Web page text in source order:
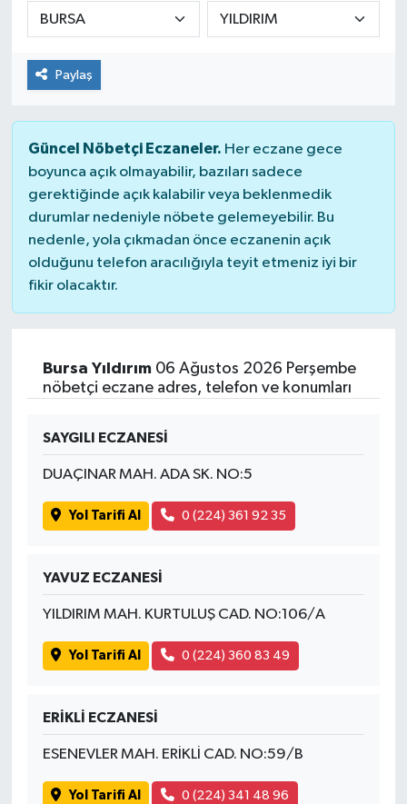
Paylaş
Güncel Nöbetçi Eczaneler. Her eczane gece
boyunca açık olmayabilir, bazıları sadece
gerektiğinde açık kalabilir veya beklenmedik
durumlar nedeniyle nöbete gelemeyebilir. Bu
nedenle, yola çıkmadan önce eczanenin açık
olduğunu telefon aracılığıyla teyit etmeniz iyi bir
fikir olacaktır.
Bursa Yıldırım06 Ağustos 2026 Perşembe
nöbetçi eczane adres, telefon ve konumları
SAYGILI ECZANESİ
DUAÇINAR MAH. ADA SK. NO:5
Yol Tarifi Al 0 (224) 361 92 35
YAVUZ ECZANESİ
YILDIRIM MAH. KURTULUŞ CAD. NO:106/A
Yol Tarifi Al 0 (224) 360 83 49
ERİKLİ ECZANESİ
ESENEVLER MAH. ERİKLİ CAD. NO:59/B
Yol Tarifi Al 0 (224) 341 48 96
Dursunbey
Edremit
EĞİTİM
EKONOMİ
Erdek
Gömeç
Havran
Manyas